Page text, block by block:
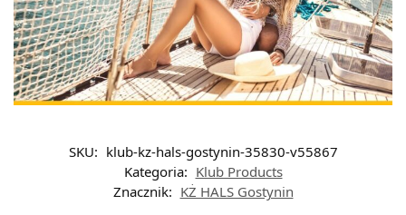
SKU: klub-kz-hals-gostynin-35830-v55867
Kategoria: Klub Products
Znacznik: KŻ HALS Gostynin